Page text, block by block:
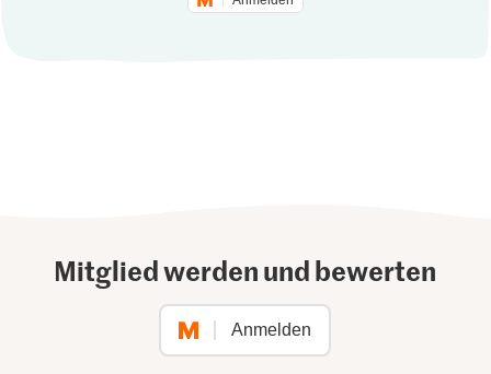
Mitglied werden und bewerten
Anmelden